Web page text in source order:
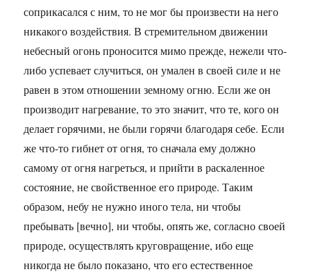
соприкасался с ним, то не мог бы произвести на него
никакого воздействия. В стремительном движении
небесный огонь проносится мимо прежде, нежели что-
либо успевает случиться, он умален в своей силе и не
равен в этом отношении земному огню. Если же он
производит нагревание, то это значит, что те, кого он
делает горячими, не были горячи благодаря себе. Если
же что-то гибнет от огня, то сначала ему должно
самому от огня нагреться, и прийти в раскаленное
состояние, не свойственное его природе. Таким
образом, небу не нужно иного тела, ни чтобы
пребывать [вечно], ни чтобы, опять же, согласно своей
природе, осуществлять круговращение, ибо еще
никогда не было показано, что его естественное